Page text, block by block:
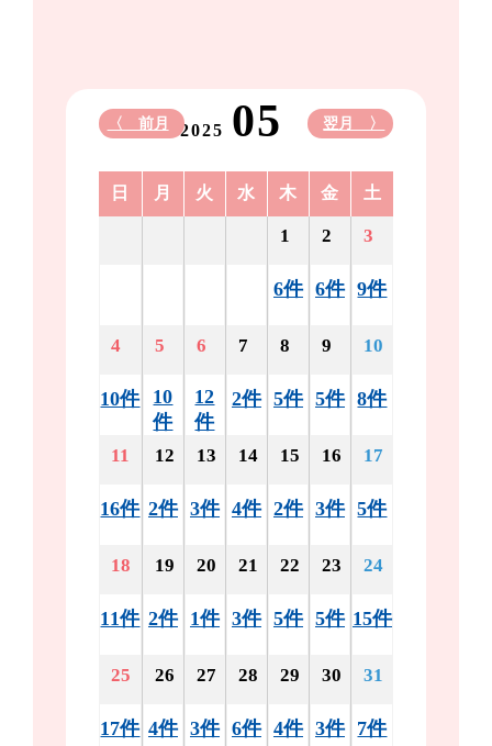
2025 05
〈 前月 翌月 〉
日 月 火 水 木 金 土
1
6件
2
6件
3
9件
4
10件
5
10
件
6
12
件
7
2件
8
5件
9
5件
10
8件
11
16件
12
2件
13
3件
14
4件
15
2件
16
3件
17
5件
18
11件
19
2件
20
1件
21
3件
22
5件
23
5件
24
15件
25
17件
26
4件
27
3件
28
6件
29
4件
30
3件
31
7件